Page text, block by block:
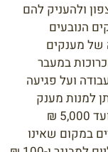
ולהעניק להם
הנובעים
של מענקים
במעבר
ועל פגיעה
למנות מענק
התארגנות חד-פעמי בסך 1,000 ₪ לאדם ועד 5,000 ₪
במקום שאינו